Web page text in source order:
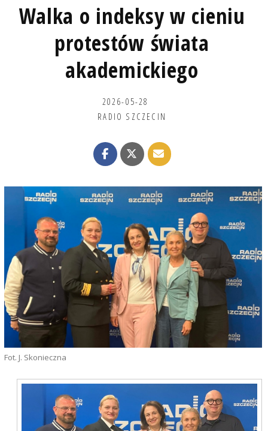
Walka o indeksy w cieniu
protestów świata
akademickiego
2026-05-28
RADIO SZCZECIN
Fot. J. Skonieczna